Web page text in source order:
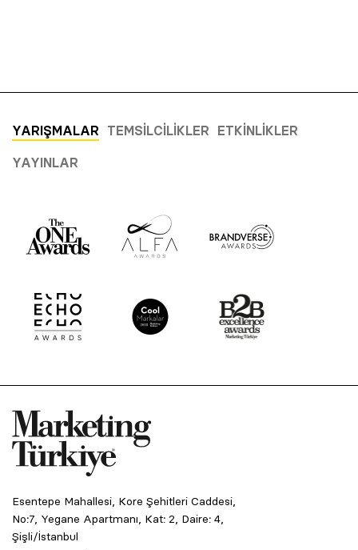
YARIŞMALAR TEMSILCILIKLER ETKINLIKLER
YAYINLAR
Esentepe Mahallesi, Kore Şehitleri Caddesi,
No:7, Yegane Apartmanı, Kat: 2, Daire: 4,
Şişli/İstanbul